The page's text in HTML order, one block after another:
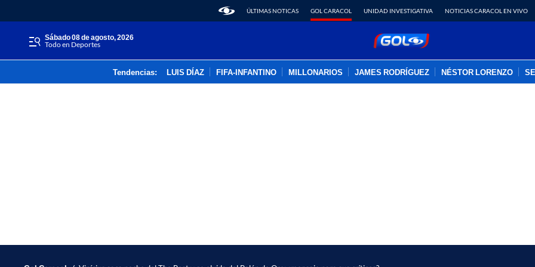
ÚLTIMAS NOTICAS GOL CARACOL UNIDAD INVESTIGATIVA NOTICIAS CARACOL EN VIVO
sábado 08 de agosto, 2026
Todo en Deportes
Tendencias: LUIS DÍAZ FIFA-INFANTINO MILLONARIOS JAMES RODRÍGUEZ NÉSTOR LORENZO